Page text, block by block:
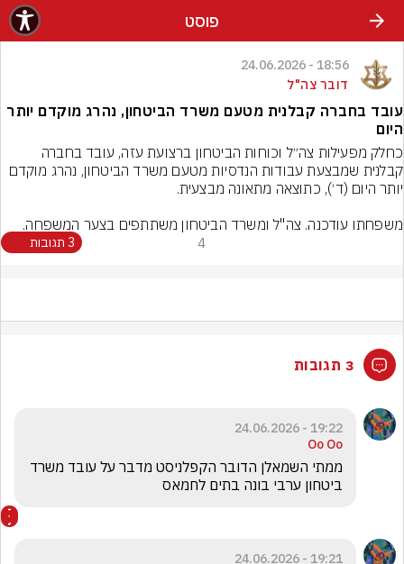
פוסט
18:56 - 24.06.2026
דובר צה"ל
עובד בחברה קבלנית מטעם משרד הביטחון, נהרג מוקדם יותר
היום
משפחתו עודכנה. צה"ל ומשרד הביטחון משתתפים בצער המשפחה.
4 3 תגובות
3 תגובות
19:22 - 24.06.2026
Oo Oo
ביטחון ערבי בונה בתים לחמאס
19:21 - 24.06.2026